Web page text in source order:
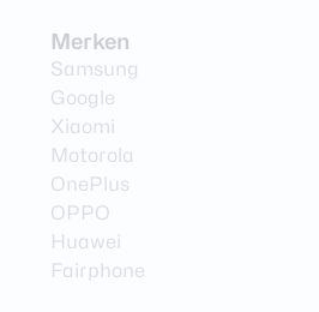
Merken
Samsung
Google
Xiaomi
Motorola
OnePlus
OPPO
Huawei
Fairphone